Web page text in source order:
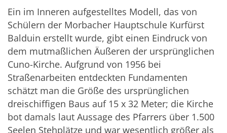
Ein im Inneren aufgestelltes Modell, das von
Schülern der Morbacher Hauptschule Kurfürst
Balduin erstellt wurde, gibt einen Eindruck von
dem mutmaßlichen Äußeren der ursprünglichen
Cuno-Kirche. Aufgrund von 1956 bei
Straßenarbeiten entdeckten Fundamenten
schätzt man die Größe des ursprünglichen
dreischiffigen Baus auf 15 x 32 Meter; die Kirche
bot damals laut Aussage des Pfarrers über 1.500
Seelen Stehplätze und war wesentlich größer als